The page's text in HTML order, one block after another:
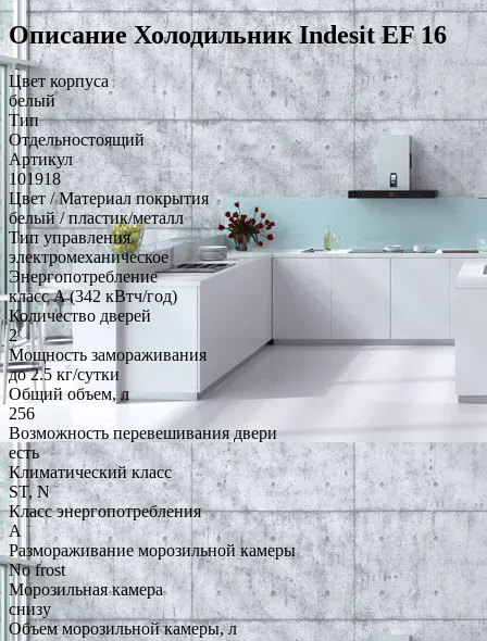
Описание Холодильник Indesit EF 16
Цвет корпуса
белый
Тип
Отдельностоящий
Артикул
101918
Цвет / Материал покрытия
белый / пластик/металл
Тип управления
электромеханическое
Энергопотребление
класс A (342 кВтч/год)
Количество дверей
2
Мощность замораживания
до 2.5 кг/cутки
Общий объем, л
256
Возможность перевешивания двери
есть
Климатический класс
ST, N
Класс энергопотребления
A
Размораживание морозильной камеры
No frost
Морозильная камера
снизу
Объем морозильной камеры, л